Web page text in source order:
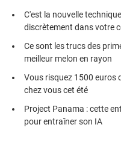
C'est la nouvelle
discrètement dans votre
Ce sont les trucs des
meilleur melon en rayon
Vous risquez 1500 euros
chez vous cet été
Project Panama : cette
pour entraîner son IA